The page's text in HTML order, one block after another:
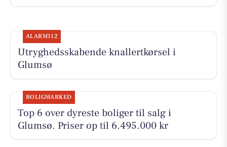
ALARM112
Utryghedsskabende knallertkørsel i
Glumsø
BOLIGMARKED
Top 6 over dyreste boliger til salg i
Glumsø. Priser op til 6.495.000 kr